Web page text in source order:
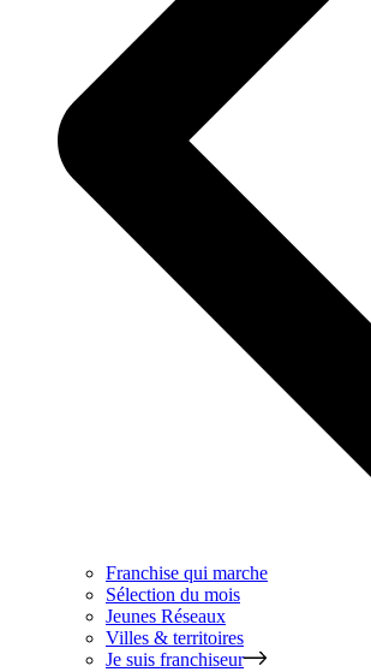
Franchise qui marche
Sélection du mois
Jeunes Réseaux
Villes & territoires
Je suis franchiseur